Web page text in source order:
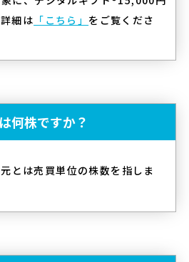
細は 「こちら」 をご覧くださ
何株ですか？
とは売買単位の株数を指しま